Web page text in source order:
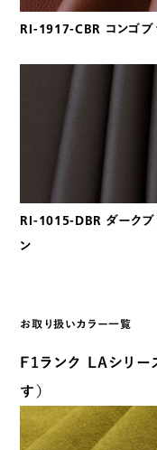
RI-1917-CBR コンゴブ
RI-1015-DBR ダークブ
ン
お取り扱いカラー一覧
F1ランク LAシリー
す）